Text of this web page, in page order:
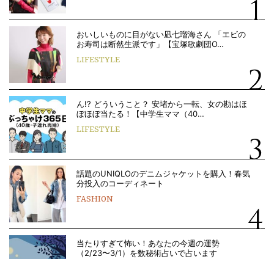
おいしいものに目がない凪七瑠海さん 「エビの
お寿司は断然生派です」【宝塚歌劇団O…
LIFESTYLE
ん!? どういうこと？ 安堵から一転、女の勘はほ
ぼほぼ当たる！【中学生ママ（40…
LIFESTYLE
話題のUNIQLOのデニムジャケットを購入！春気
分投入のコーディネート
FASHION
当たりすぎて怖い！あなたの今週の運勢
（2/23〜3/1）を数秘術占いで占います